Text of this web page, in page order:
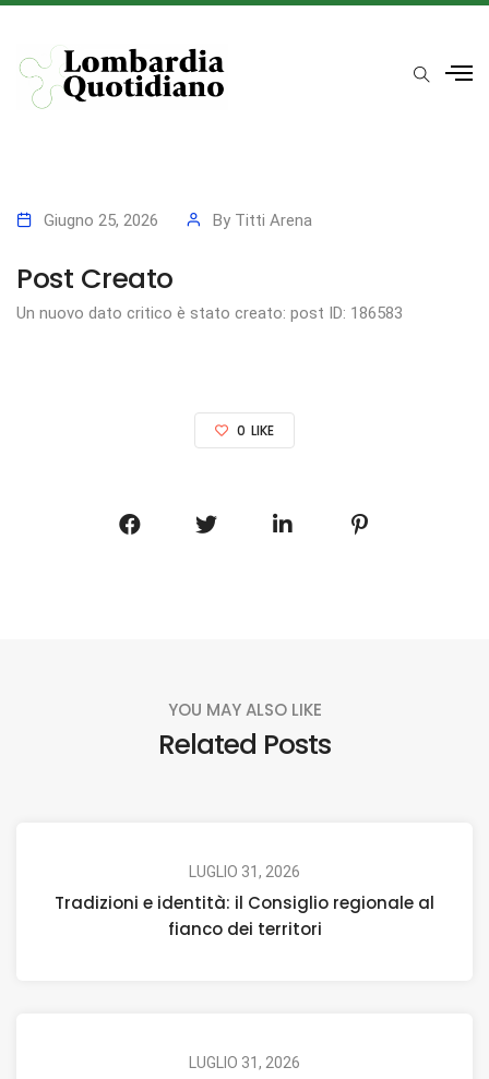
Giugno 25, 2026 By Titti Arena
Post Creato
Un nuovo dato critico è stato creato: post ID: 186583
0 LIKE
YOU MAY ALSO LIKE
Related Posts
LUGLIO 31, 2026
Tradizioni e identità: il Consiglio regionale al
fianco dei territori
LUGLIO 31, 2026